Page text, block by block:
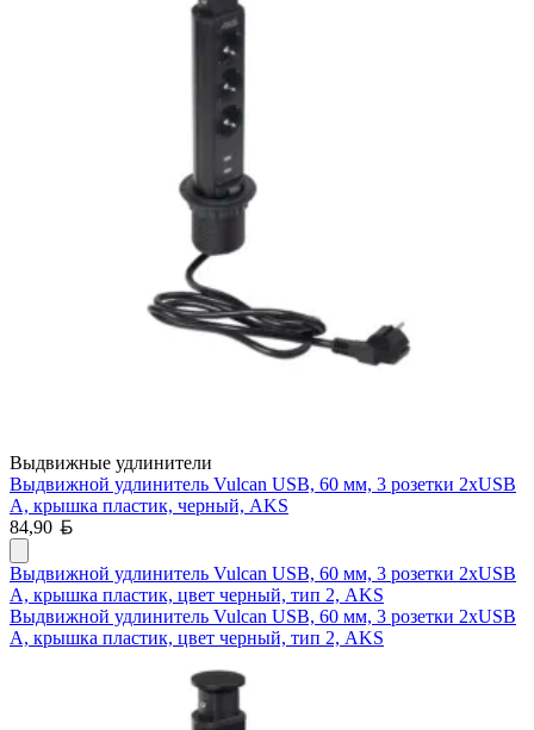
Выдвижные удлинители
Выдвижной удлинитель Vulcan USB, 60 мм, 3 розетки 2xUSB
A, крышка пластик, черный, AKS
84,90
Выдвижной удлинитель Vulcan USB, 60 мм, 3 розетки 2xUSB
A, крышка пластик, цвет черный, тип 2, AKS
Выдвижной удлинитель Vulcan USB, 60 мм, 3 розетки 2xUSB
A, крышка пластик, цвет черный, тип 2, AKS